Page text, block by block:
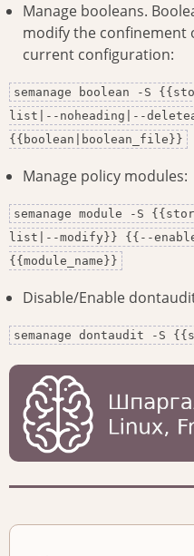
Manage booleans.
modify the confinement
current configuration:
semanage boolean -S
list|--noheading|--
{{boolean|boolean_file}}
Manage policy modules:
semanage module -S
list|--modify}} {{--
{{module_name}}
Disable/Enable
semanage dontaudit -S